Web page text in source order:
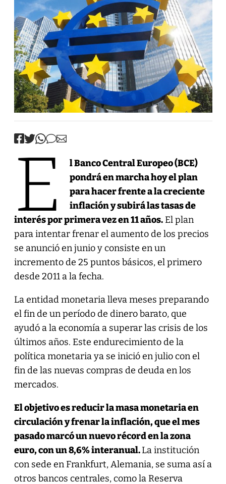
E
l Banco Central Europeo (BCE)
pondrá en marcha hoy el plan
para hacer frente a la creciente
inflación y subirá las tasas de
interés por primera vez en 11 años.El plan
para intentar frenar el aumento de los precios
se anunció en junio y consiste en un
incremento de 25 puntos básicos, el primero
desde 2011 a la fecha.
La entidad monetaria lleva meses preparando
el fin de un período de dinero barato, que
ayudó a la economía a superar las crisis de los
últimos años. Este endurecimiento de la
política monetaria ya se inició en julio con el
fin de las nuevas compras de deuda en los
mercados.
El objetivo es reducir la masa monetaria en
circulación y frenar la inflación, que el mes
pasado marcó un nuevo récord en la zona
euro, con un 8,6% interanual.La institución
con sede en Frankfurt, Alemania, se suma así a
otros bancos centrales, como la Reserva